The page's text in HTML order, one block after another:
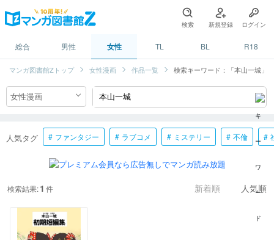
検索 新規登録 ログイン
総合 男性 女性 TL BL R18
マンガ図書館Zトップ 女性漫画 作品一覧 検索キーワード：「本山一城」
人気タグ ファンタジー ラブコメ ミステリー 不倫
検索結果:1 件 新着順 人気順